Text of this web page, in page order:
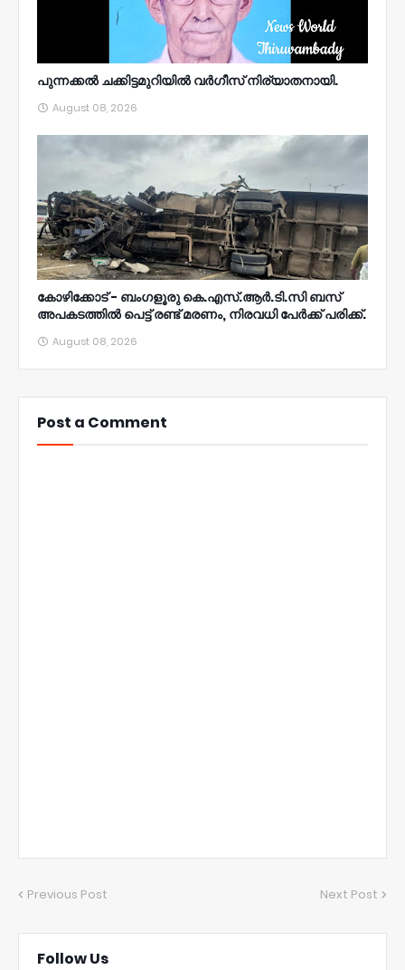
പുന്നക്കൽ ചക്കിട്ടമുറിയിൽ വർഗീസ് നിര്യാതനായി.
August 08, 2026
കോഴിക്കോട് - ബംഗളൂരു കെ.എസ്.ആർ.ടി.സി ബസ്
അപകടത്തിൽ പെട്ട് രണ്ട് മരണം, നിരവധി പേർക്ക് പരിക്ക്.
August 08, 2026
Post a Comment
Previous Post Next Post
Follow Us